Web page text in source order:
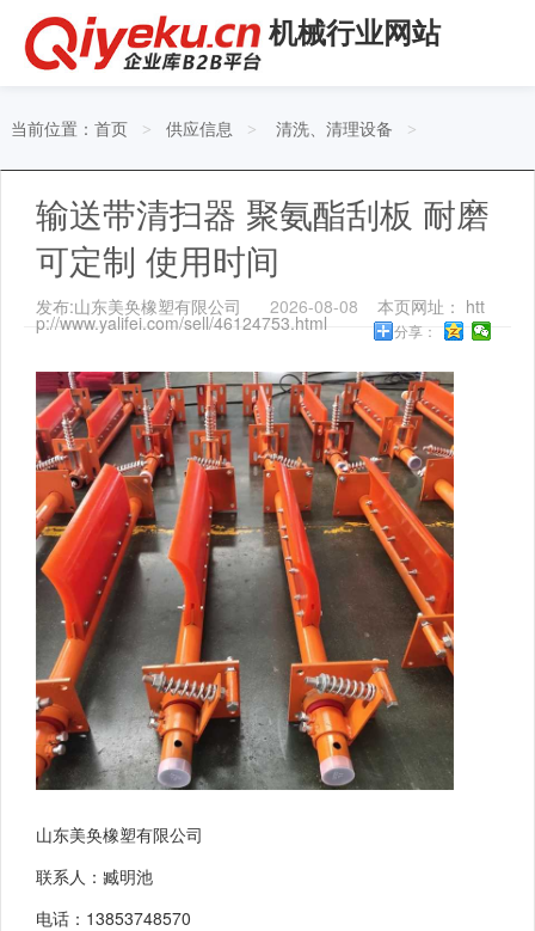
机械行业网站
当前位置： 首页 > 供应信息 > 清洗、清理设备 >
输送带清扫器 聚氨酯刮板 耐磨
可定制 使用时间
发布:山东美奂橡塑有限公司 2026-08-08 本页网址： htt
p://www.yalifei.com/sell/46124753.html 分享：
山东美奂橡塑有限公司
联系人：臧明池
电话：13853748570